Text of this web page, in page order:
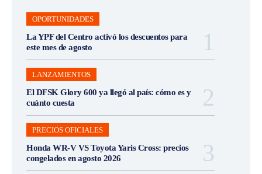
OPORTUNIDADES
La YPF del Centro activó los descuentos para
este mes de agosto
LANZAMIENTOS
El DFSK Glory 600 ya llegó al país: cómo es y
cuánto cuesta
PRECIOS OFICIALES
Honda WR-V VS Toyota Yaris Cross: precios
congelados en agosto 2026